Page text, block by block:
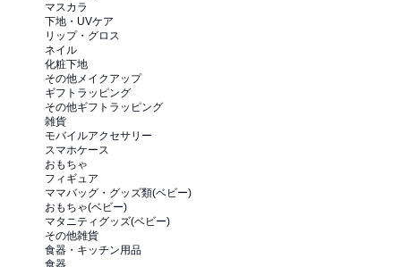
マスカラ
下地・UVケア
リップ・グロス
ネイル
化粧下地
その他メイクアップ
ギフトラッピング
その他ギフトラッピング
雑貨
モバイルアクセサリー
スマホケース
おもちゃ
フィギュア
ママバッグ・グッズ類(ベビー)
おもちゃ(ベビー)
マタニティグッズ(ベビー)
その他雑貨
食器・キッチン用品
食器